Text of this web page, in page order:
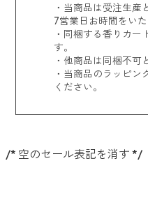
・当商品は受注生産
7営業日お時間をいた
・同梱する香りカー
す。
・他商品は同梱不可
・当商品のラッピン
ください。
/* 空のセール表記を消す */